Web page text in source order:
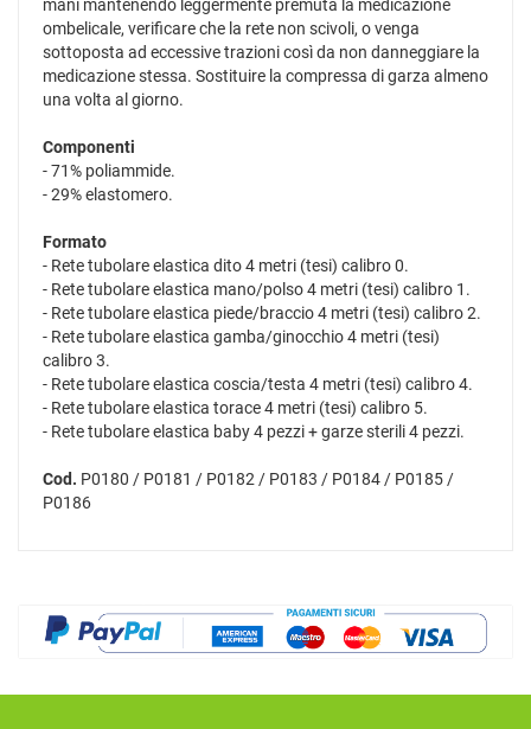
mani mantenendo leggermente premuta la medicazione
ombelicale, verificare che la rete non scivoli, o venga
sottoposta ad eccessive trazioni così da non danneggiare la
medicazione stessa. Sostituire la compressa di garza almeno
una volta al giorno.
Componenti
- 71% poliammide.
- 29% elastomero.
Formato
- Rete tubolare elastica dito 4 metri (tesi) calibro 0.
- Rete tubolare elastica mano/polso 4 metri (tesi) calibro 1.
- Rete tubolare elastica piede/braccio 4 metri (tesi) calibro 2.
- Rete tubolare elastica gamba/ginocchio 4 metri (tesi)
calibro 3.
- Rete tubolare elastica coscia/testa 4 metri (tesi) calibro 4.
- Rete tubolare elastica torace 4 metri (tesi) calibro 5.
- Rete tubolare elastica baby 4 pezzi + garze sterili 4 pezzi.
Cod. P0180 / P0181 / P0182 / P0183 / P0184 / P0185 /
P0186